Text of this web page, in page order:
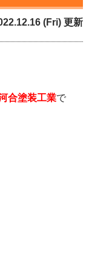
(Fri) 更新
合塗装工業で